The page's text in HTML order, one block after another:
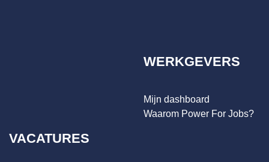
WERKGEVERS
Mijn dashboard
Waarom Power For Jobs?
VACATURES